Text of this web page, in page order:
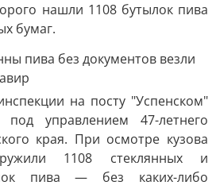
нашли 1108 бутылок пива
бумаг.
на посту "Успенском"
под управлением 47-летнего
края. При осмотре кузова
1108 стеклянных и
пива — без каких-либо